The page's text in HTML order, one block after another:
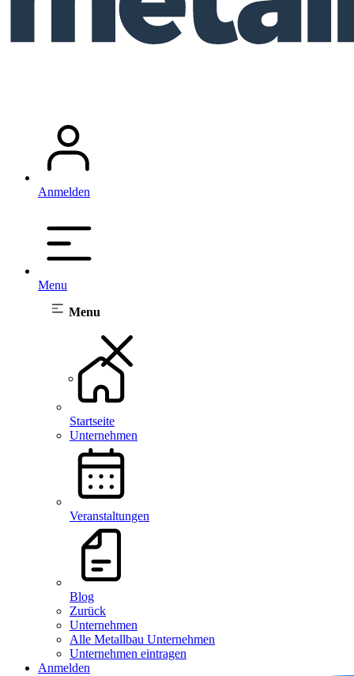
Anmelden
Menu
Menu
Startseite
Unternehmen
Veranstaltungen
Blog
Zurück
Unternehmen
Alle Metallbau Unternehmen
Unternehmen eintragen
Anmelden